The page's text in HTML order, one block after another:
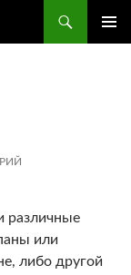
различные
или
либо другой